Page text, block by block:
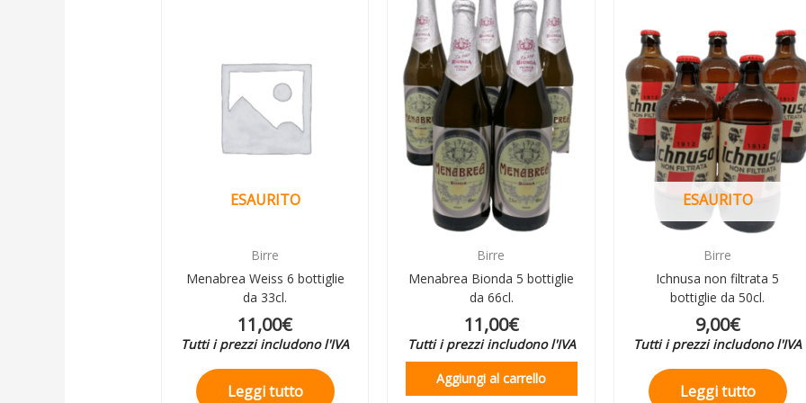
ESAURITO
Birre
Menabrea Weiss 6 bottiglie
da 33cl.
11,00€
Tutti i prezzi includono l'IVA
Leggi tutto
Birre
Menabrea Bionda 5 bottiglie
da 66cl.
11,00€
Tutti i prezzi includono l'IVA
Aggiungi al carrello
ESAURITO
Birre
Ichnusa non filtrata 5
bottiglie da 50cl.
9,00€
Tutti i prezzi includono l'IVA
Leggi tutto